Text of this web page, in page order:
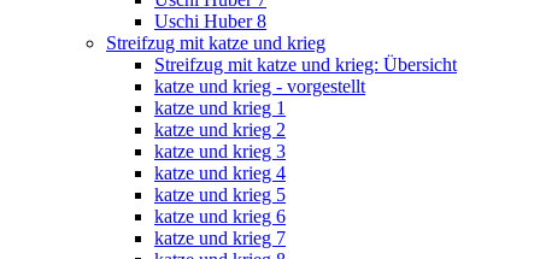
Uschi Huber 8
Streifzug mit katze und krieg
Streifzug mit katze und krieg: Übersicht
katze und krieg - vorgestellt
katze und krieg 1
katze und krieg 2
katze und krieg 3
katze und krieg 4
katze und krieg 5
katze und krieg 6
katze und krieg 7